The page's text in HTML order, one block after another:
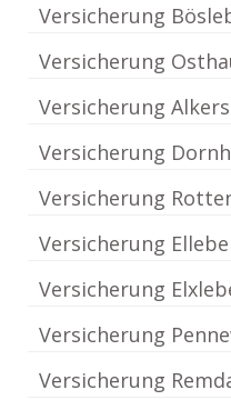
Versicherung
Versicherung
Versicherung
Versicherung
Versicherung
Versicherung
Versicherung
Versicherung
Versicherung